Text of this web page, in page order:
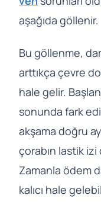
aşağıda göllenir.
Bu göllenme,
arttıkça çevre
hale gelir.
sonunda fark
akşama doğru
çorabın lastik
Zamanla ödem
kalıcı hale